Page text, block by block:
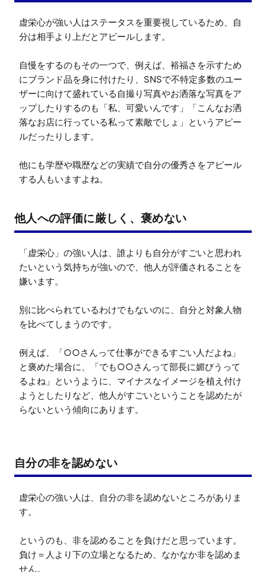
虚栄心が強い人はステータスを重要視しているため、自
分は相手より上だとアピールします。
自慢をするのもその一つで、例えば、裕福さを示すため
にブランド品を身に付けたり、SNSで不特定多数のユー
ザーに向けて盛れている自撮り写真やお洒落な写真をア
ップしたりするのも「私、可愛いんです」「こんなお洒
落なお店に行っている私って素敵でしょ」というアピー
ルだったりします。
他にも学歴や職歴などの実績で自分の優秀さをアピール
する人もいますよね。
他人への評価に厳しく、褒めない
「虚栄心」の強い人は、誰よりも自分がすごいと思われ
たいという気持ちが強いので、他人が評価されることを
嫌います。
別に比べられているわけでもないのに、自分と対象人物
を比べてしまうのです。
例えば、「○○さんって仕事ができるすごい人だよね」
と褒めた場合に、「でも○○さんって部長に媚びうって
るよね」というように、マイナスなイメージを植え付け
ようとしたりなど、他人がすごいということを認めたが
らないという傾向にあります。
自分の非を認めない
虚栄心の強い人は、自分の非を認めないところがありま
す。
というのも、非を認めることを負けだと思っています。
負け＝人より下の立場となるため、なかなか非を認めま
せん。